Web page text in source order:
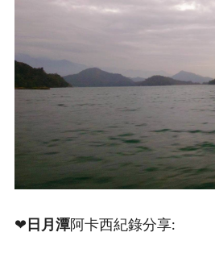
❤日月潭阿卡西紀錄分享: